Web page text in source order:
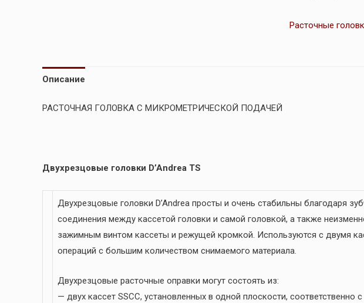
Расточные
Описание
РАСТОЧНАЯ ГОЛОВКА С МИКРОМЕТРИЧЕСКОЙ ПОДАЧЕЙ
Двуxрезцовые головки D’Andrea TS
Двуxрезцовые головки D’Andrea просты и очень стабильны благодаря
соединения между кассетой головки и самой головкой, а также
зажимным винтом кассеты и режущей кромкой. Используются с двумя
операций с большим количеством снимаемого материала.
Двухрезцовые расточные оправки могут состоять из:
— двух кассет SSCC, установленных в одной плоскости,